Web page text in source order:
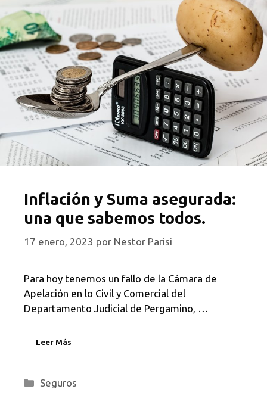
Inflación y Suma asegurada:
una que sabemos todos.
17 enero, 2023 por Nestor Parisi
Para hoy tenemos un fallo de la Cámara de
Apelación en lo Civil y Comercial del
Departamento Judicial de Pergamino, …
Leer Más
Categorías
Seguros